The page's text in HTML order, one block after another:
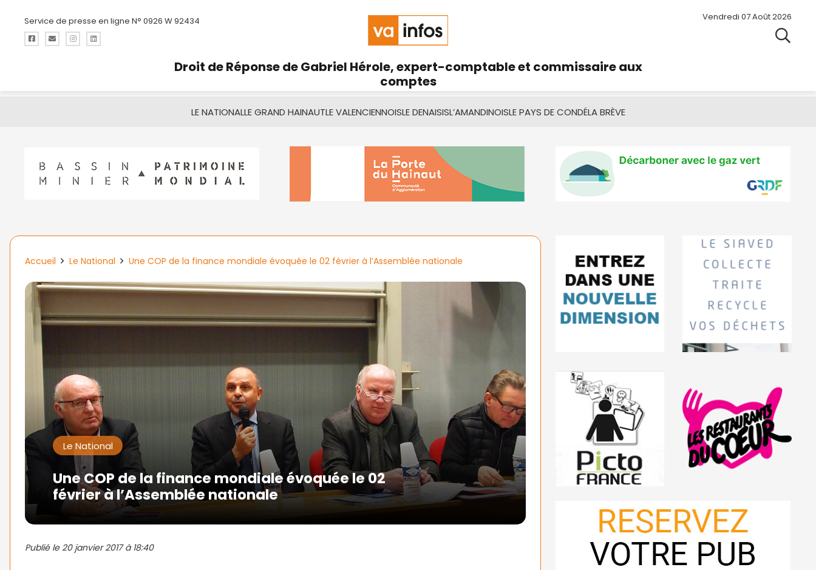
Service de presse en ligne N° 0926 W 92434 Vendredi 07 Août 2026
Droit de Réponse de Gabriel Hérole, expert-comptable et commissaire aux
comptes
LE NATIONALLE GRAND HAINAUTLE VALENCIENNOISLE DENAISISL’AMANDINOISLE PAYS DE CONDÉLA BRÈVE
Accueil Le National Une COP de la finance mondiale évoquée le 02 février à l’Assemblée nationale
Le National
Une COP de la finance mondiale évoquée le 02
février à l’Assemblée nationale
Publié le20 janvier 2017 à 18:40